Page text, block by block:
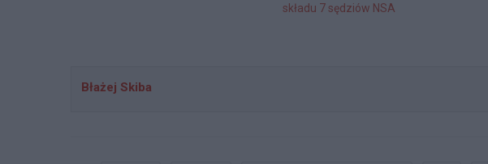
składu 7 sędziów NSA
Błażej Skiba